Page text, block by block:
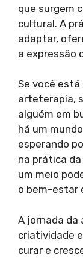
que surgem
cultural. A
adaptar,
a expressão
Se você
arteterapia,
alguém em
há um
esperando
na prática
um meio
o bem-estar
A jornada da
criatividade
curar e